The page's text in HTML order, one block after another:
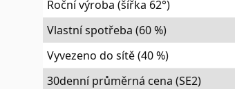
Roční výroba (šířka 62°)
Vlastní spotřeba (60 %)
Vyvezeno do sítě (40 %)
30denní průměrná cena (SE2)